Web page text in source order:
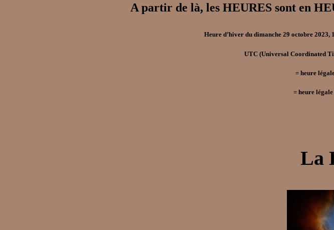
A partir de là, les HEURES sont en
Heure d’hiverdu dimanche 29 octobre 2023,
UTC (Universal Coordinated
= heure
=heure légale
La